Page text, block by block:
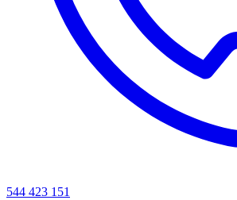
544 423 151